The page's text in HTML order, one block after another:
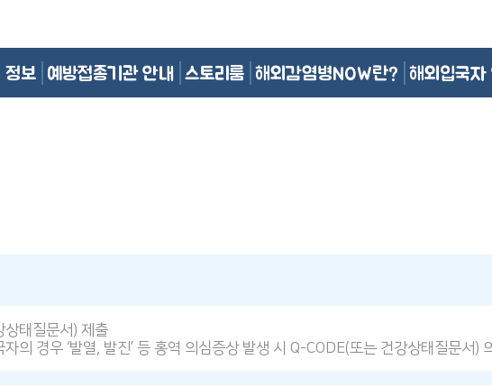
정보 예방접종기관 안내 스토리룸 해외감염병NOW란? 해외입국자
상태질문서) 제출
의 경우 ‘발열, 발진’ 등 홍역 의심증상 발생 시 Q-CODE(또는 건강상태질문서)